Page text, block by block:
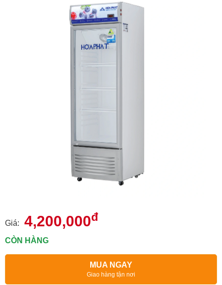
Giá: 4,200,000đ
CÒN HÀNG
MUA NGAY
Giao hàng tận nơi